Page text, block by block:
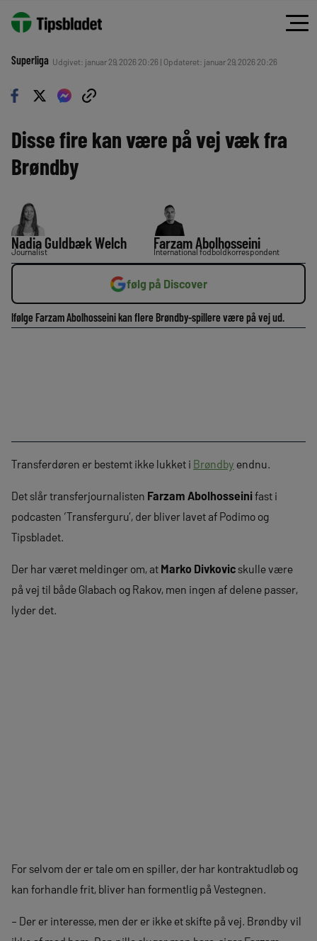
Superliga Udgivet: januar 29, 2026 20:26 | Opdateret: januar 29, 2026 20:26
Disse fire kan være på vej væk fra
Brøndby
Nadia Guldbæk Welch
Journalist Farzam Abolhosseini
International fodboldkorrespondent
følg på Discover
Ifølge Farzam Abolhosseini kan flere Brøndby-spillere være på vej ud.
Transferdøren er bestemt ikke lukket i Brøndby endnu.
Det slår transferjournalisten Farzam Abolhosseinifast i
podcasten ‘Transferguru’, der bliver lavet af Podimo og
Tipsbladet.
Der har været meldinger om, at Marko Divkovicskulle være
på vej til både Glabach og Rakov, men ingen af delene passer,
lyder det.
For selvom der er tale om en spiller, der har kontraktudløb og
kan forhandle frit, bliver han formentlig på Vestegnen.
– Der er interesse, men der er ikke et skifte på vej. Brøndby vil